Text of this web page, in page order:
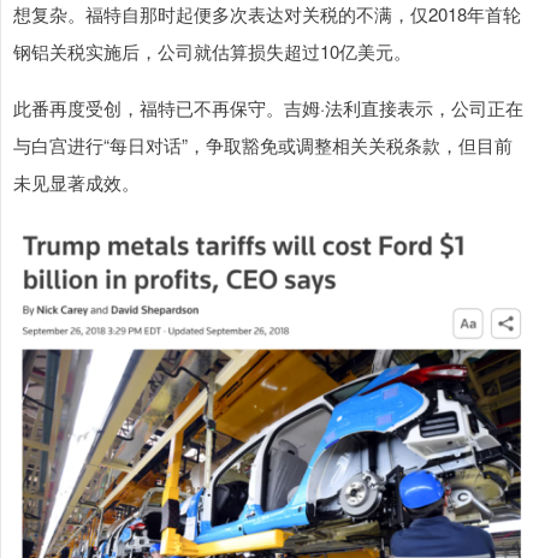
想复杂。福特自那时起便多次表达对关税的不满，仅2018年首轮
钢铝关税实施后，公司就估算损失超过10亿美元。
此番再度受创，福特已不再保守。吉姆·法利直接表示，公司正在
与白宫进行“每日对话”，争取豁免或调整相关关税条款，但目前
未见显著成效。